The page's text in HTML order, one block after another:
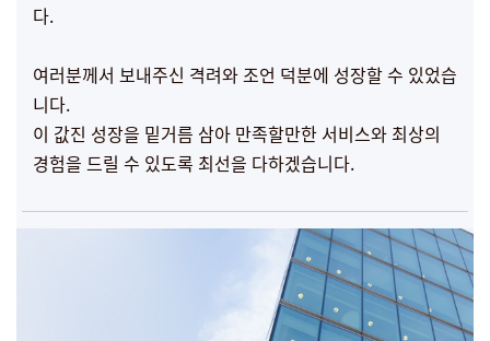
다.
여러분께서 보내주신 격려와 조언 덕분에 성장할 수 있었습
니다.
이 값진 성장을 밑거름 삼아 만족할만한 서비스와 최상의
경험을 드릴 수 있도록 최선을 다하겠습니다.